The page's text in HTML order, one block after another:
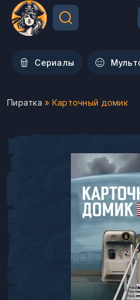
Сериалы
Пиратка » Карточный домик